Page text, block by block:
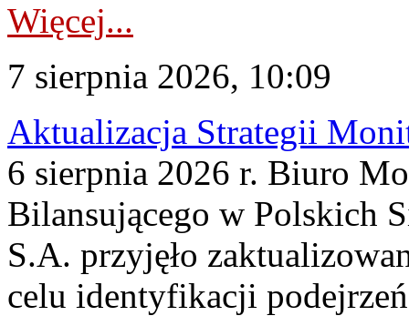
Więcej...
7 sierpnia 2026, 10:09
Aktualizacja Strategii
6 sierpnia 2026 r. Biuro
Bilansującego w Polskich
S.A. przyjęło
celu identyfikacji